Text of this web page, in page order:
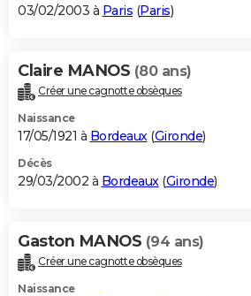
03/02/2003 à Paris (Paris)
Claire MANOS (80 ans)
Créer une cagnotte obsèques
Naissance
17/05/1921 à Bordeaux(Gironde)
Décès
29/03/2002 à Bordeaux(Gironde)
Gaston MANOS (94 ans)
Créer une cagnotte obsèques
Naissance